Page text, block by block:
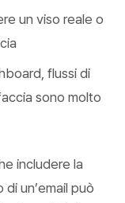
un viso reale o
flussi di
sono molto
includere la
un’email può